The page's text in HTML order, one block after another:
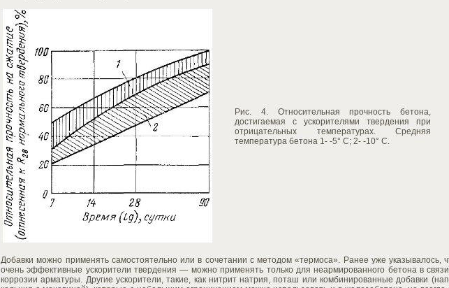
Рис. 4. Относительная прочность бетона,
достигаемая с ускорителями твердения при
отрицательных температурах. Средняя
температура бетона 1- -5° С; 2- -10° С.
Добавки можно применять самостоятельно или в сочетании с методом «термоса». Ранее уже указывалось,
очень эффективные ускорители твердения — можно применять только для неармированного бетона в
коррозии арматуры. Другие ускорители, такие, как нитрит натрия, поташ или комбинированные добавки